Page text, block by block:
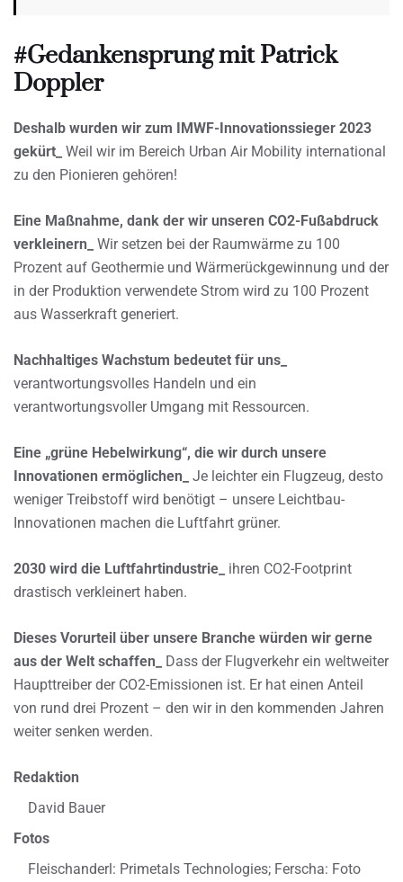
#Gedankensprung mit Patrick
Doppler
Deshalb wurden wir zum IMWF-Innovationssieger 2023
gekürt_ Weil wir im Bereich Urban Air Mobility international
zu den Pionieren gehören!
Eine Maßnahme, dank der wir unseren CO2-Fußabdruck
verkleinern_
Wir setzen bei der Raumwärme zu 100
Prozent auf Geothermie und Wärmerückgewinnung und der
in der Produktion verwendete Strom wird zu 100 Prozent
aus Wasserkraft generiert.
Nachhaltiges Wachstum bedeutet für uns_
verantwortungsvolles Handeln und ein
verantwortungsvoller Umgang mit Ressourcen.
Eine „grüne Hebelwirkung“, die wir durch unsere
Innovationen ermöglichen_
Je leichter ein Flugzeug, desto
weniger Treibstoff wird benötigt – unsere Leichtbau-
Innovationen machen die Luftfahrt grüner.
2030 wird die Luftfahrtindustrie_
ihren CO2-Footprint
drastisch verkleinert haben.
Dieses Vorurteil über unsere Branche würden wir gerne
aus der Welt schaffen_
Dass der Flugverkehr ein weltweiter
Haupttreiber der CO2-Emissionen ist. Er hat einen Anteil
von rund drei Prozent – den wir in den kommenden Jahren
weiter senken werden.
Redaktion
David Bauer
Fotos
Fleischanderl: Primetals Technologies; Ferscha: Foto